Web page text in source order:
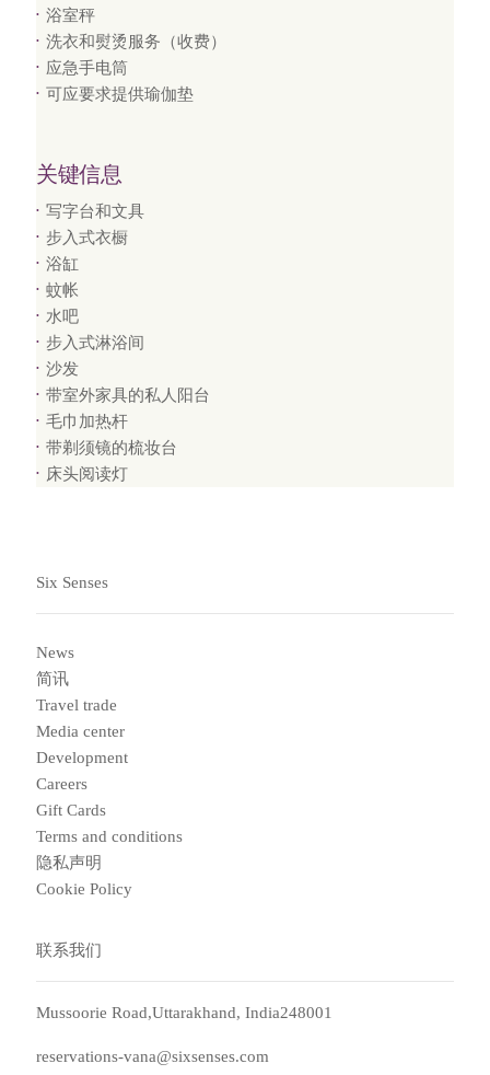
浴室秤
洗衣和熨烫服务（收费）
应急手电筒
可应要求提供瑜伽垫
关键信息
写字台和文具
步入式衣橱
浴缸
蚊帐
水吧
步入式淋浴间
沙发
带室外家具的私人阳台
毛巾加热杆
带剃须镜的梳妆台
床头阅读灯
Six Senses
News
简讯
Travel trade
Media center
Development
Careers
Gift Cards
Terms and conditions
隐私声明
Cookie Policy
联系我们
Mussoorie Road,Uttarakhand, India248001
reservations-vana@sixsenses.com